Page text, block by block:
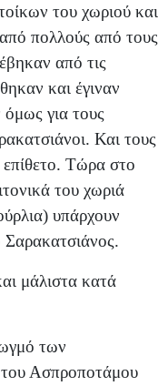
του χωριού και
πολλούς από τους
από τις
και έγιναν
όμως για τους
Και τους
Τώρα στο
του χωριά
υπάρχουν
Σαρακατσιάνος.
μάλιστα κατά
των
Ασπροποτάμου